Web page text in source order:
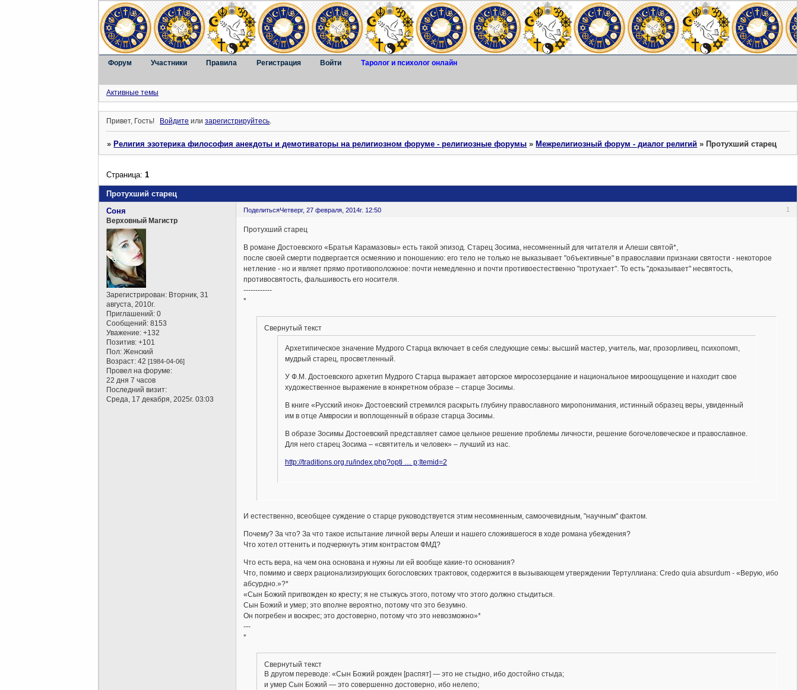
Форум Участники Правила Регистрация Войти Таролог и психолог онлайн
Активные темы
Привет, Гость! Войдите илизарегистрируйтесь.
»Религия эзотерика философия анекдоты и демотиваторы на религиозном форуме - религиозные форумы »Межрелигиозный форум - диалог религий »Протухший старец
Протухший старец
Страница:1
Поделиться 1
Четверг, 27 февраля, 2014г. 12:50
Соня
Верховный Магистр
Зарегистрирован: Вторник, 31
августа, 2010г.
Приглашений: 0
Сообщений: 8153
Уважение: +132
Позитив: +101
Пол: Женский
Возраст: 42[1984-04-06]
Провел на форуме:
22 дня 7 часов
Последний визит:
Среда, 17 декабря, 2025г. 03:03
Протухший старец
В романе Достоевского «Братья Карамазовы» есть такой эпизод. Старец Зосима, несомненный для читателя и Алеши святой*,
после своей смерти подвергается осмеянию и поношению: его тело не только не выказывает "объективные" в православии признаки святости - некоторое
нетление - но и являет прямо противоположное: почти немедленно и почти противоестественно "протухает". То есть "доказывает" несвятость,
противосвятость, фальшивость его носителя.
------------
*
Свернутый текст
Архетипическое значение Мудрого Старца включает в себя следующие семы: высший мастер, учитель, маг, прозорливец, психопомп,
мудрый старец, просветленный.
У Ф.М. Достоевского архетип Мудрого Старца выражает авторское миросозерцание и национальное мироощущение и находит свое
художественное выражение в конкретном образе – старце Зосимы.
В книге «Русский инок» Достоевский стремился раскрыть глубину православного миропонимания, истинный образец веры, увиденный
им в отце Амвросии и воплощенный в образе старца Зосимы.
В образе Зосимы Достоевский представляет самое цельное решение проблемы личности, решение богочеловеческое и православное.
Для него старец Зосима – «святитель и человек» – лучший из нас.
http://traditions.org.ru/index.php?opti … p;Itemid=2
И естественно, всеобщее суждение о старце руководствуется этим несомненным, самоочевидным, "научным" фактом.
Почему? За что? За что такое испытание личной веры Алеши и нашего сложившегося в ходе романа убеждения?
Что хотел оттенить и подчеркнуть этим контрастом ФМД?
Что есть вера, на чем она основана и нужны ли ей вообще какие-то основания?
Что, помимо и сверх рационализирующих богословских трактовок, содержится в вызывающем утверждении Тертуллиана: Credo quia absurdum - «Верую, ибо
абсурдно.»?*
«Сын Божий пригвожден ко кресту; я не стыжусь этого, потому что этого должно стыдиться.
Сын Божий и умер; это вполне вероятно, потому что это безумно.
Он погребен и воскрес; это достоверно, потому что это невозможно»*
---
*
Свернутый текст
В другом переводе: «Сын Божий рожден [распят] — это не стыдно, ибо достойно стыда;
и умер Сын Божий — это совершенно достоверно, ибо нелепо;